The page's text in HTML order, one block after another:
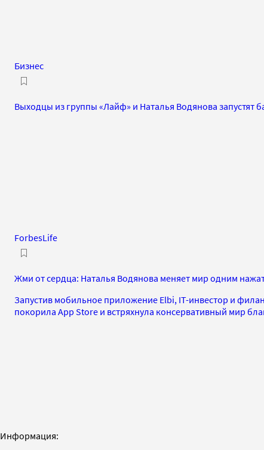
Бизнес
Выходцы из группы «Лайф» и Наталья Водянова запустят
ForbesLife
Жми от сердца: Наталья Водянова меняет мир одним
Запустив мобильное приложение Elbi, IT-инвестор и
покорила App Store и встряхнула консервативный мир
Информация: